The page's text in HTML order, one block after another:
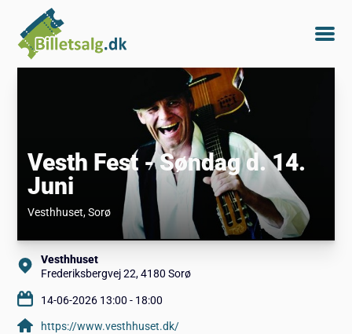
Vesth Fest - Søndag d. 14.
Juni
Vesthhuset, Sorø
Vesthhuset
Frederiksbergvej 22, 4180 Sorø
14-06-2026 13:00 - 18:00
https://www.vesthhuset.dk/